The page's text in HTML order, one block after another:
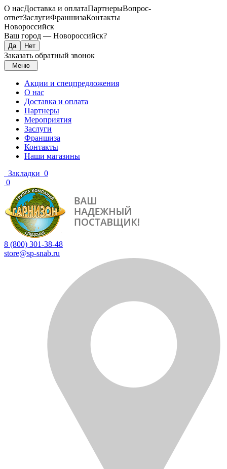
О насДоставка и оплатаПартнерыВопрос-
ответЗаслугиФраншизаКонтакты
Новороссийск
Ваш город — Новороссийск?
Заказать обратный звонок
Меню
Акции и спецпредложения
О нас
Доставка и оплата
Партнеры
Мероприятия
Заслуги
Франшиза
Контакты
Наши магазины
Закладки 0
0
8 (800) 301-38-48
store@sp-snab.ru